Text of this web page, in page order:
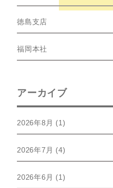
徳島支店
福岡本社
アーカイブ
2026年8月 (1)
2026年7月 (4)
2026年6月 (1)